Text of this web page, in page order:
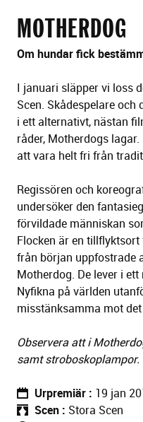
MOTHERDOG
Om hundar fick
I januari släpper vi loss
Scen. Skådespelare
i ett alternativt, nästan
råder, Motherdogs
att vara helt fri från
Regissören och
undersöker den
förvildade människan
Flocken är en
från början uppfostrade
Motherdog. De lever i
Nyfikna på världen
misstänksamma mot
Observera att i
samt stroboskoplampor.
Urpremiär
19 jan
Scen
Stora Scen